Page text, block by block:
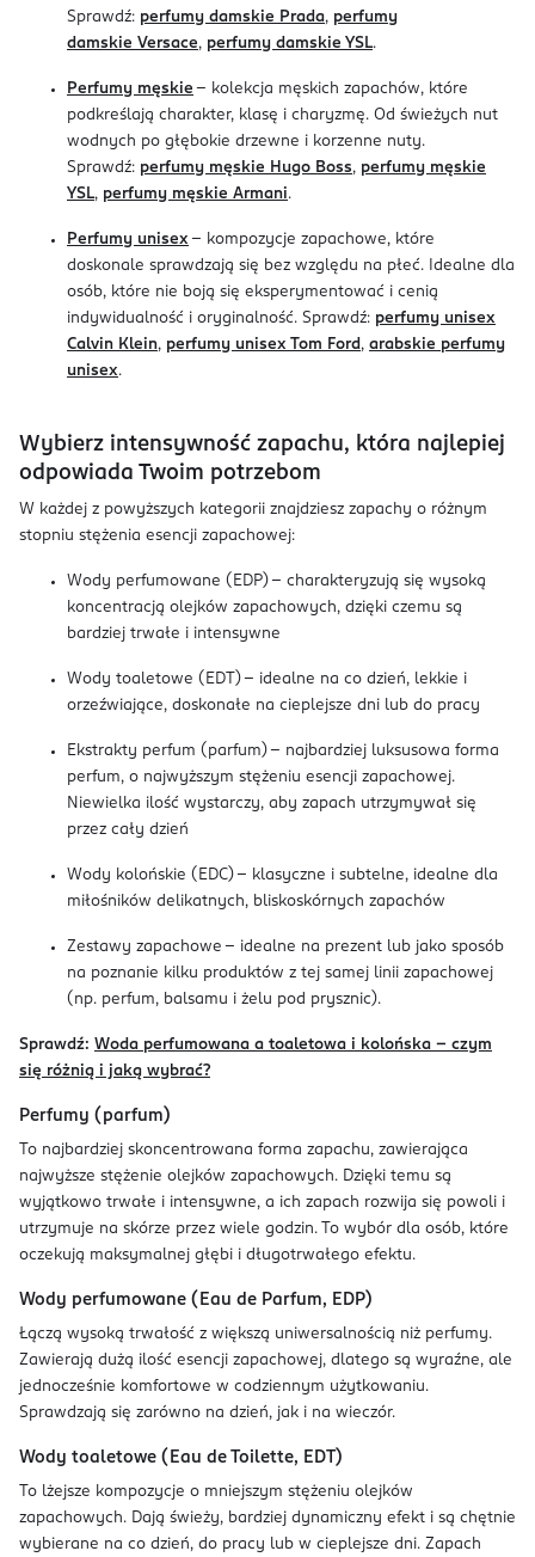
Sprawdź: perfumy damskie Prada, perfumy
damskie Versace, perfumy damskie YSL.
Perfumy męskie – kolekcja męskich zapachów, które
podkreślają charakter, klasę i charyzmę. Od świeżych nut
wodnych po głębokie drzewne i korzenne nuty.
Sprawdź: perfumy męskie Hugo Boss, perfumy męskie
YSL, perfumy męskie Armani.
Perfumy unisex – kompozycje zapachowe, które
doskonale sprawdzają się bez względu na płeć. Idealne dla
osób, które nie boją się eksperymentować i cenią
indywidualność i oryginalność. Sprawdź: perfumy unisex
Calvin Klein, perfumy unisex Tom Ford, arabskie perfumy
unisex.
Wybierz intensywność zapachu, która najlepiej
odpowiada Twoim potrzebom
W każdej z powyższych kategorii znajdziesz zapachy o różnym
stopniu stężenia esencji zapachowej:
Wody perfumowane (EDP) – charakteryzują się wysoką
koncentracją olejków zapachowych, dzięki czemu są
bardziej trwałe i intensywne
Wody toaletowe (EDT) – idealne na co dzień, lekkie i
orzeźwiające, doskonałe na cieplejsze dni lub do pracy
Ekstrakty perfum (parfum) – najbardziej luksusowa forma
perfum, o najwyższym stężeniu esencji zapachowej.
Niewielka ilość wystarczy, aby zapach utrzymywał się
przez cały dzień
Wody kolońskie (EDC) – klasyczne i subtelne, idealne dla
miłośników delikatnych, bliskoskórnych zapachów
Zestawy zapachowe – idealne na prezent lub jako sposób
na poznanie kilku produktów z tej samej linii zapachowej
(np. perfum, balsamu i żelu pod prysznic).
Sprawdź: Woda perfumowana a toaletowa i kolońska – czym
się różnią i jaką wybrać?
Perfumy (parfum)
To najbardziej skoncentrowana forma zapachu, zawierająca
najwyższe stężenie olejków zapachowych. Dzięki temu są
wyjątkowo trwałe i intensywne, a ich zapach rozwija się powoli i
utrzymuje na skórze przez wiele godzin. To wybór dla osób, które
oczekują maksymalnej głębi i długotrwałego efektu.
Wody perfumowane (Eau de Parfum, EDP)
Łączą wysoką trwałość z większą uniwersalnością niż perfumy.
Zawierają dużą ilość esencji zapachowej, dlatego są wyraźne, ale
jednocześnie komfortowe w codziennym użytkowaniu.
Sprawdzają się zarówno na dzień, jak i na wieczór.
Wody toaletowe (Eau de Toilette, EDT)
To lżejsze kompozycje o mniejszym stężeniu olejków
zapachowych. Dają świeży, bardziej dynamiczny efekt i są chętnie
wybierane na co dzień, do pracy lub w cieplejsze dni. Zapach